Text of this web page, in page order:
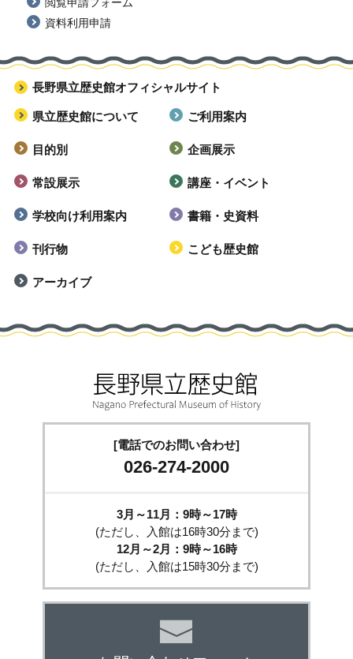
資料利用申請
長野県立歴史館オフィシャルサイト
県立歴史館について ご利用案内
目的別 企画展示
常設展示 講座・イベント
学校向け利用案内 書籍・史資料
刊行物 こども歴史館
アーカイブ
[電話でのお問い合わせ]
026-274-2000
3月～11月：9時～17時
(ただし、入館は16時30分まで)
12月～2月：9時～16時
(ただし、入館は15時30分まで)